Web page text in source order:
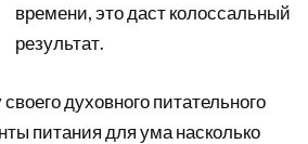
времени, это даст колоссальный
результат.
духовного питательного
питания для ума насколько